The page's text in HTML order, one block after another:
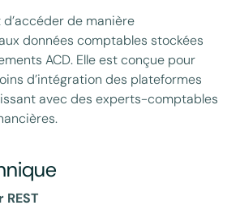
de manière
données comptables stockées
ACD. Elle est conçue pour
d’intégration des plateformes
avec des experts-comptables
REST